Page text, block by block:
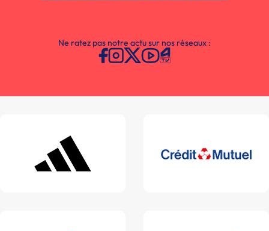
Ne ratez pas notre actu sur nos réseaux :